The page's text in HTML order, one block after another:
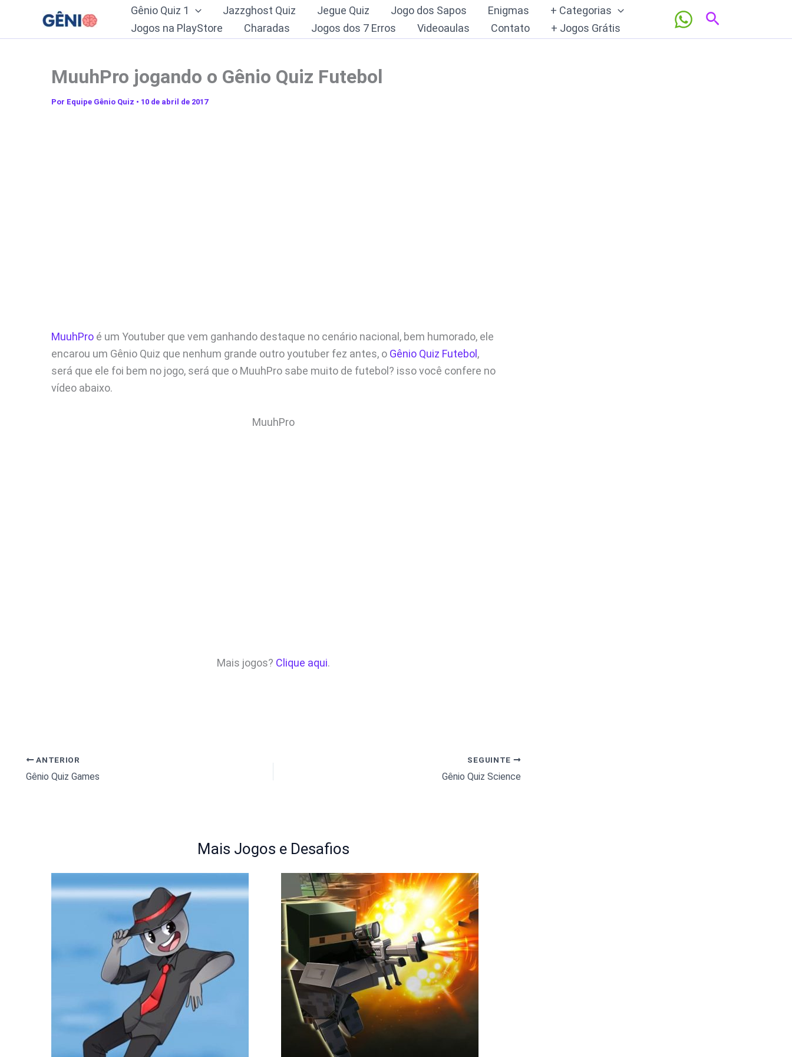
o
Gênio Quiz 1 Jazzghost Quiz Jegue Quiz Jogo dos Sapos Enigmas
+ Categorias
Jogos na PlayStore
Charadas Jogos dos 7 Erros Videoaulas Contato + Jogos Grátis
Pesquisar
MuuhPro jogando o Gênio Quiz Futebol
Por Equipe Gênio Quiz • 10 de abril de 2017
MuuhPro é um Youtuber que vem ganhando destaque no cenário nacional, bem humorado, ele
encarou um Gênio Quiz que nenhum grande outro youtuber fez antes, o Gênio Quiz Futebol ,
será que ele foi bem no jogo, será que o MuuhPro sabe muito de futebol? isso você confere no
vídeo abaixo.
MuuhPro
Mais jogos? Clique aqui.
ANTERIOR
Gênio Quiz Games
SEGUINTE
Gênio Quiz Science
Mais Jogos e Desafios